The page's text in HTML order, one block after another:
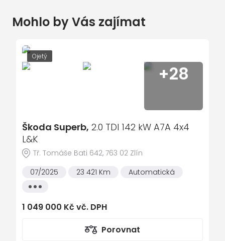
imobilizér
přední mlhovky
ostřikovače světlometů
el. ovládání zrcátek
el. ovládání oken
ESP - stabilizace podvozku
Mohlo by Vás zajímat
Ojetý
+28
Škoda Superb, 2.0 TDI 142 kW A7A 4x4
L&K
Tř. Tomáše Bati 642, 763 02 Zlín
07/2025
23 421 Km
Automatická
Všechny
1 049 000 Kč vč. DPH
Porovnat